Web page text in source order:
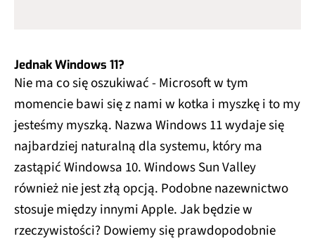
Jednak Windows 11?
Nie ma co się oszukiwać - Microsoft w tym
momencie bawi się z nami w kotka i myszkę i to my
jesteśmy myszką. Nazwa Windows 11 wydaje się
najbardziej naturalną dla systemu, który ma
zastąpić Windowsa 10. Windows Sun Valley
również nie jest złą opcją. Podobne nazewnictwo
stosuje między innymi Apple. Jak będzie w
rzeczywistości? Dowiemy się prawdopodobnie